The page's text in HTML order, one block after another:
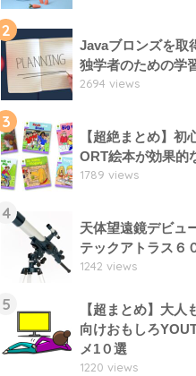
2
Javaブロンズを取
独学者のための学
2694 views
3
【超絶まとめ】初
ORT絵本が効果的
1789 views
4
天体望遠鏡デビュ
テックアトラス６
1242 views
5
【超まとめ】大人
向けおもしろ
メ1０選
1220 views